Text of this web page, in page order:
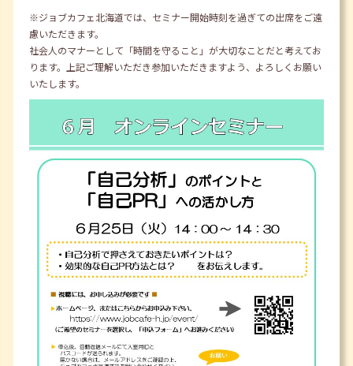
※ジョブカフェ北海道では、セミナー開始時刻を過ぎての出席をご遠
慮いただきます。
社会人のマナーとして「時間を守ること」が大切なことだと考えてお
ります。上記ご理解いただき参加いただきますよう、よろしくお願い
いたします。